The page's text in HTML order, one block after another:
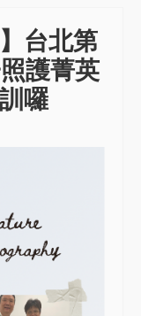
台北第
護菁英
囉